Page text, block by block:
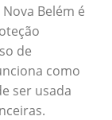
Belém é
de
como
ser usada